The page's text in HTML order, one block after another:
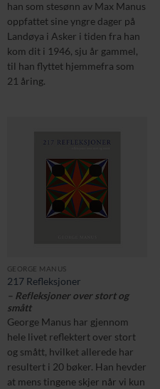
han som stesønn av Max Manus
oppfattet sine yngre dager på
Landøya i Asker i tiden fra han
kom dit i 1946, sju år gammel,
til han flyttet hjemmefra som
21 åring.
GEORGE MANUS
217 Refleksjoner
– Refleksjoner over stort og
smått
George Manus har gjennom
hele livet reflektert over stort
og smått, hvilket allerede har
resultert i 20 bøker. Han hevder
at mens tingene skjer når vi kun